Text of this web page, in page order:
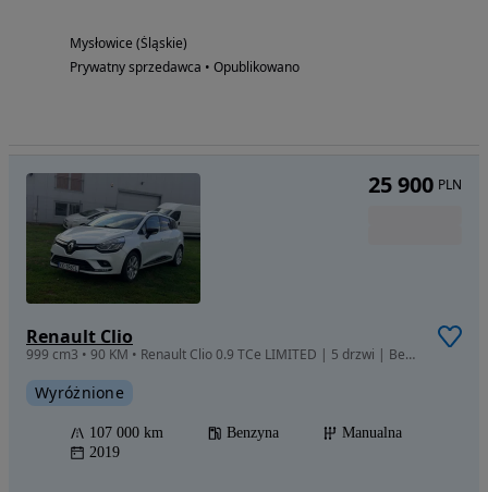
Mysłowice (Śląskie)
Prywatny sprzedawca • Opublikowano
Renault Clio
999 cm3 • 90 KM • Renault Clio 0.9 TCe LIMITED | 5 drzwi | Benzyna | Manual
Wyróżnione
107 000 km Benzyna
Manualna
2019
25 900 PLN